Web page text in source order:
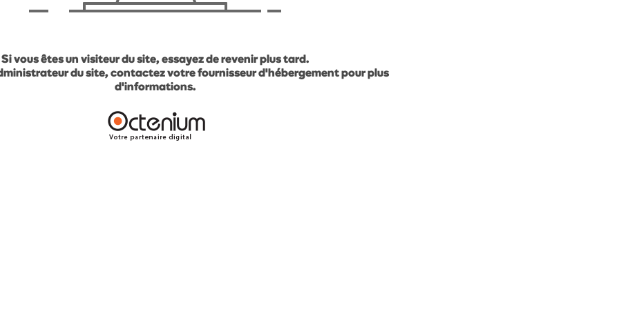
Si vous êtes un visiteur du site, essayez de revenir plus tard.
du site, contactez votre fournisseur d'hébergement pour plus
d'informations.